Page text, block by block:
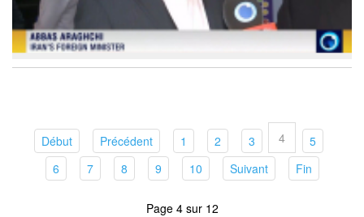
Début(current)Précédent(current)
1 (current)
2 (current)
3 (current)
4 5(current)
6(current)
7(current)
8(current)
9(current)
10(current)Suivant(current)
Fin(current)
Page 4 sur 12